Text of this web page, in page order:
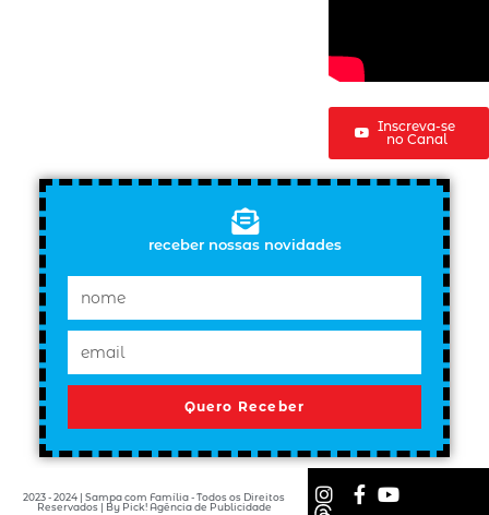
Inscreva-se
no Canal
receber nossas novidades
Quero Receber
2023 - 2024 | Sampa com Família - Todos os Direitos
Reservados | By Pick! Agência de Publicidade